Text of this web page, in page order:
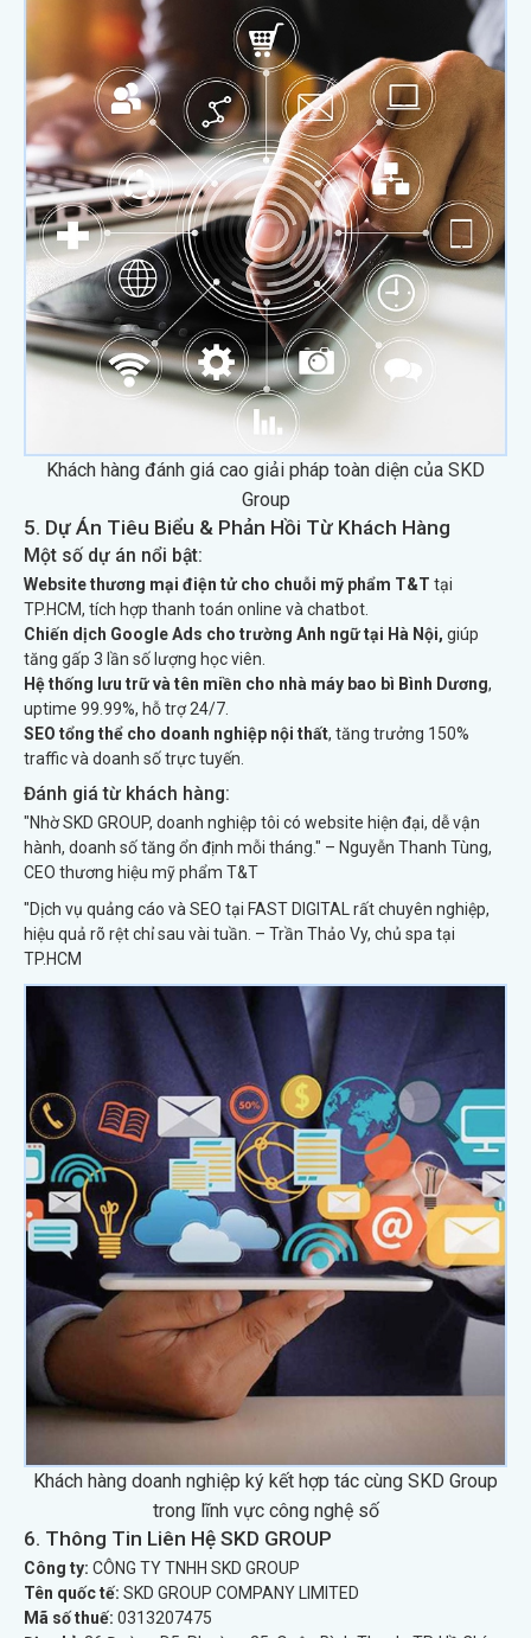
Khách hàng đánh giá cao giải pháp toàn diện của SKD
Group
5. Dự Án Tiêu Biểu & Phản Hồi Từ Khách Hàng
Một số dự án nổi bật:
Website thương mại điện tử cho chuỗi mỹ phẩm T&T tại
TP.HCM, tích hợp thanh toán online và chatbot.
Chiến dịch Google Ads cho trường Anh ngữ tại Hà Nội, giúp
tăng gấp 3 lần số lượng học viên.
Hệ thống lưu trữ và tên miền cho nhà máy bao bì Bình Dương,
uptime 99.99%, hỗ trợ 24/7.
SEO tổng thể cho doanh nghiệp nội thất, tăng trưởng 150%
traffic và doanh số trực tuyến.
Đánh giá từ khách hàng:
"Nhờ SKD GROUP, doanh nghiệp tôi có website hiện đại, dễ vận
hành, doanh số tăng ổn định mỗi tháng." – Nguyễn Thanh Tùng,
CEO thương hiệu mỹ phẩm T&T
"Dịch vụ quảng cáo và SEO tại FAST DIGITAL rất chuyên nghiệp,
hiệu quả rõ rệt chỉ sau vài tuần. – Trần Thảo Vy, chủ spa tại
TP.HCM
Khách hàng doanh nghiệp ký kết hợp tác cùng SKD Group
trong lĩnh vực công nghệ số
6. Thông Tin Liên Hệ SKD GROUP
Công ty: CÔNG TY TNHH SKD GROUP
Tên quốc tế: SKD GROUP COMPANY LIMITED
Mã số thuế: 0313207475